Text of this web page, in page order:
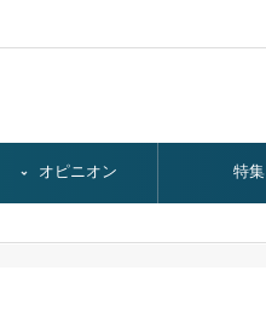
オピニオン 特集